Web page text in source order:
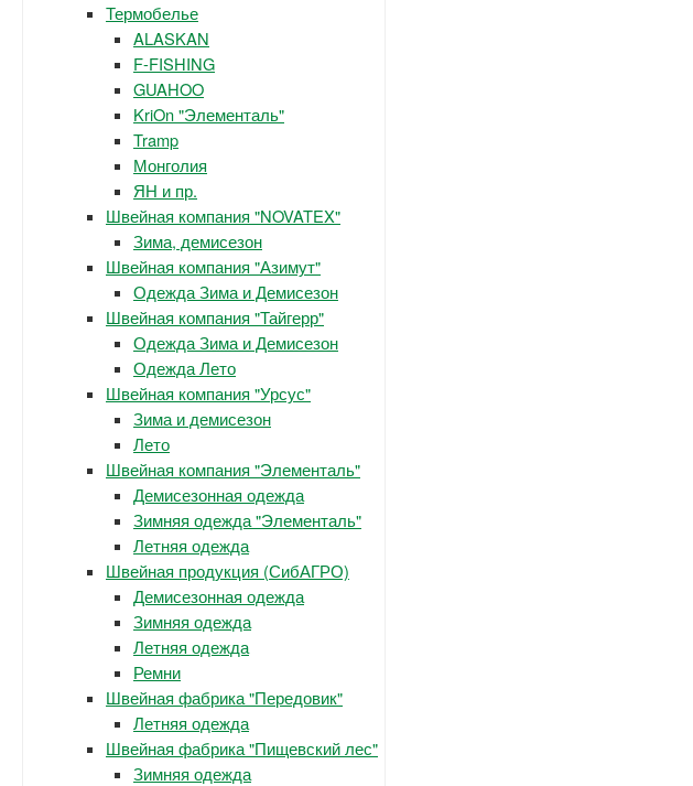
Термобелье
ALASKAN
F-FISHING
GUAHOO
KriOn "Элементаль"
Tramp
Монголия
ЯН и пр.
Швейная компания "NOVATEX"
Зима, демисезон
Швейная компания "Азимут"
Одежда Зима и Демисезон
Швейная компания "Тайгерр"
Одежда Зима и Демисезон
Одежда Лето
Швейная компания "Урсус"
Зима и демисезон
Лето
Швейная компания "Элементаль"
Демисезонная одежда
Зимняя одежда "Элементаль"
Летняя одежда
Швейная продукция (СибАГРО)
Демисезонная одежда
Зимняя одежда
Летняя одежда
Ремни
Швейная фабрика "Передовик"
Летняя одежда
Швейная фабрика "Пищевский лес"
Зимняя одежда